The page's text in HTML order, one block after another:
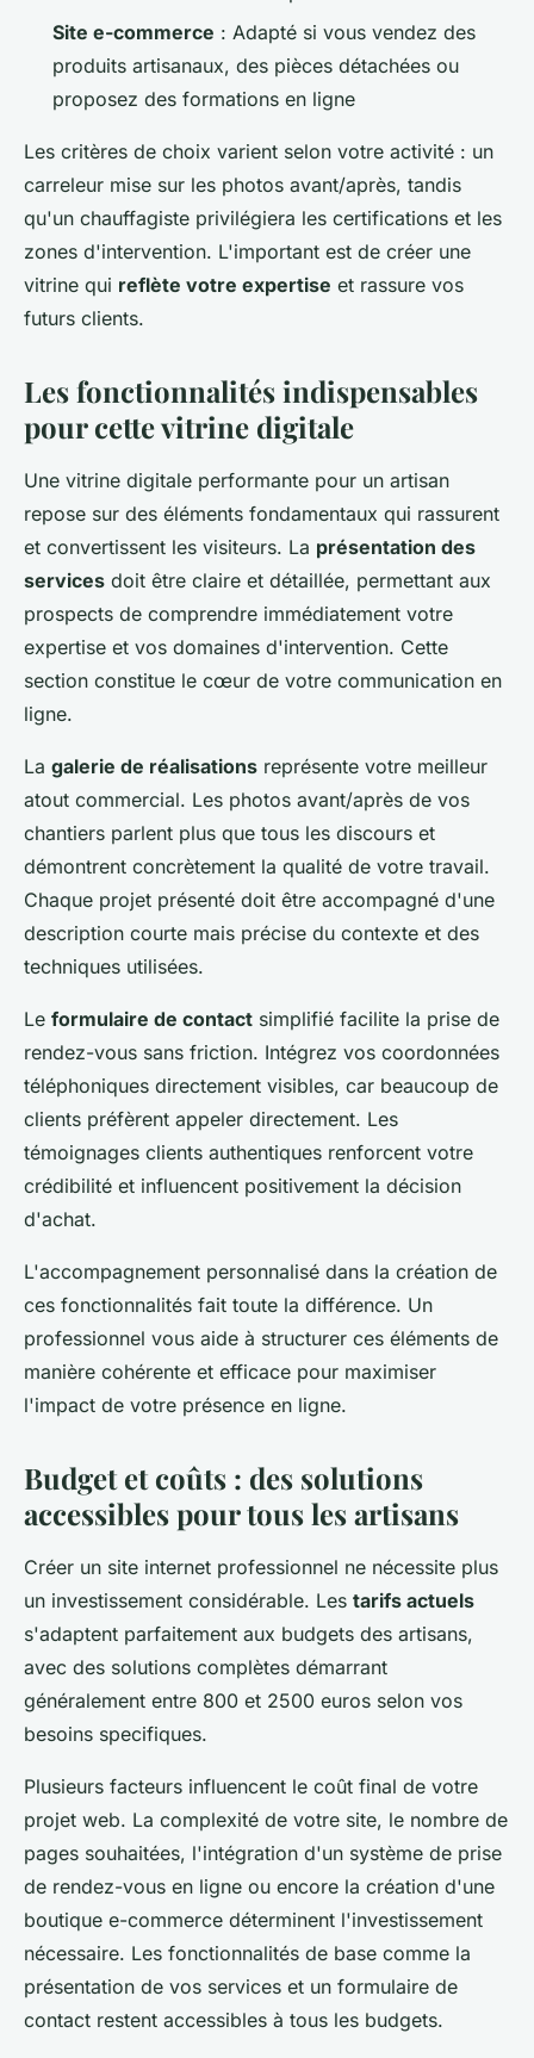
Site e-commerce : Adapté si vous vendez des
produits artisanaux, des pièces détachées ou
proposez des formations en ligne
Les critères de choix varient selon votre activité : un
carreleur mise sur les photos avant/après, tandis
qu'un chauffagiste privilégiera les certifications et les
zones d'intervention. L'important est de créer une
vitrine qui reflète votre expertise et rassure vos
futurs clients.
Les fonctionnalités indispensables
pour cette vitrine digitale
Une vitrine digitale performante pour un artisan
repose sur des éléments fondamentaux qui rassurent
et convertissent les visiteurs. La présentation des
services doit être claire et détaillée, permettant aux
prospects de comprendre immédiatement votre
expertise et vos domaines d'intervention. Cette
section constitue le cœur de votre communication en
ligne.
La galerie de réalisations représente votre meilleur
atout commercial. Les photos avant/après de vos
chantiers parlent plus que tous les discours et
démontrent concrètement la qualité de votre travail.
Chaque projet présenté doit être accompagné d'une
description courte mais précise du contexte et des
techniques utilisées.
Le formulaire de contact simplifié facilite la prise de
rendez-vous sans friction. Intégrez vos coordonnées
téléphoniques directement visibles, car beaucoup de
clients préfèrent appeler directement. Les
témoignages clients authentiques renforcent votre
crédibilité et influencent positivement la décision
d'achat.
L'accompagnement personnalisé dans la création de
ces fonctionnalités fait toute la différence. Un
professionnel vous aide à structurer ces éléments de
manière cohérente et efficace pour maximiser
l'impact de votre présence en ligne.
Budget et coûts : des solutions
accessibles pour tous les artisans
Créer un site internet professionnel ne nécessite plus
un investissement considérable. Les tarifs actuels
s'adaptent parfaitement aux budgets des artisans,
avec des solutions complètes démarrant
généralement entre 800 et 2500 euros selon vos
besoins specifiques.
Plusieurs facteurs influencent le coût final de votre
projet web. La complexité de votre site, le nombre de
pages souhaitées, l'intégration d'un système de prise
de rendez-vous en ligne ou encore la création d'une
boutique e-commerce déterminent l'investissement
nécessaire. Les fonctionnalités de base comme la
présentation de vos services et un formulaire de
contact restent accessibles à tous les budgets.